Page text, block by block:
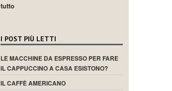
tutto
I POST PIÙ LETTI
LE MACCHINE DA ESPRESSO PER FARE
IL CAPPUCCINO A CASA ESISTONO?
IL CAFFÈ AMERICANO